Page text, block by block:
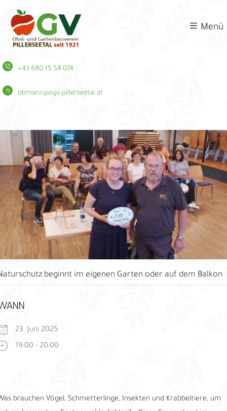
Menü
+43 680 15 58 074
obmann@ogv-pillerseetal.at
beginnt im eigenen Garten oder auf dem Balkon
23. Juni 2025
19:00 - 20:00
brauchen Vögel, Schmetterlinge, Insekten und Krabbeltiere, um